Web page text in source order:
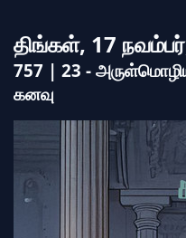
திங்கள், 17
757 | 23 -
கனவு